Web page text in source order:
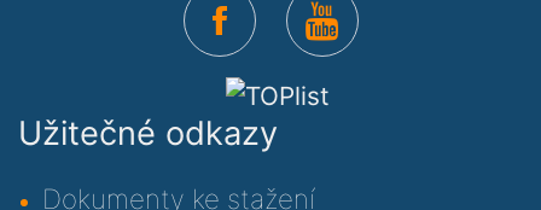
Užitečné odkazy
Dokumenty ke stažení